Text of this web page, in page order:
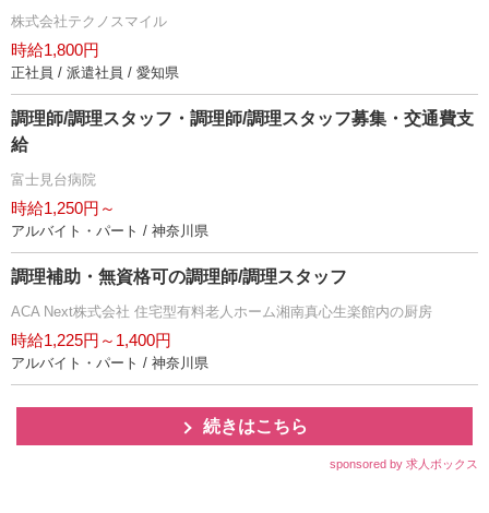
株式会社テクノスマイル
時給1,800円
正社員 / 派遣社員 / 愛知県
調理師/調理スタッフ・調理師/調理スタッフ募集・交通費支
給
富士見台病院
時給1,250円～
アルバイト・パート / 神奈川県
調理補助・無資格可の調理師/調理スタッフ
ACA Next株式会社 住宅型有料老人ホーム湘南真心生楽館内の厨房
時給1,225円～1,400円
アルバイト・パート / 神奈川県
続きはこちら
sponsored by 求人ボックス